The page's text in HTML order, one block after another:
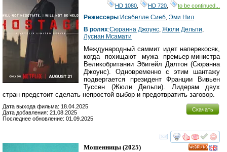
HD 1080 HD 720 to be continued...
Режиссеры:Исабелле Сиеб Эми Нил
В ролях:Сюранна Джоунс Жюли Дельпи
Лусиан Мсамати
Международный саммит идет наперекосяк,
когда похищают мужа премьер-министра
Великобритании Эбигейл Далтон (Сюранна
Джоунс). Одновременно с этим шантажу
подвергается президент Франции Вивьен
Туссен (Жюли Дельпи). Лидерам двух
стран предстоит сделать непростой выбор и предотвратить заговор.
Скачать
Дата выхода фильма: 18.04.2025
Дата добавления: 21.08.2025
Последнее обновление: 01.09.2025
смотреть
Мошенницы (2025)